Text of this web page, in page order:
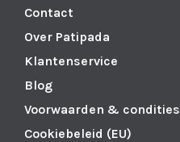
Contact
Over Patipada
Klantenservice
Blog
Voorwaarden & condities
Cookiebeleid (EU)